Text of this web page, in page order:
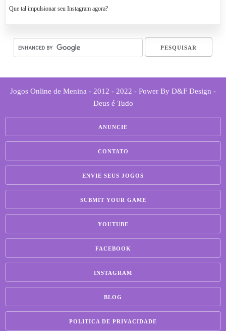
Que tal impulsionar seu Instagram agora?
Jogos Online de Menina - 2012 - 2022 - Power By D&F Design -
Deus é Tudo
ANUNCIE
CONTATO
ENVIE SEUS JOGOS
SUBMIT YOUR GAME
YOUTUBE
FACEBOOK
INSTAGRAM
BLOG
POLITICA DE PRIVACIDADE